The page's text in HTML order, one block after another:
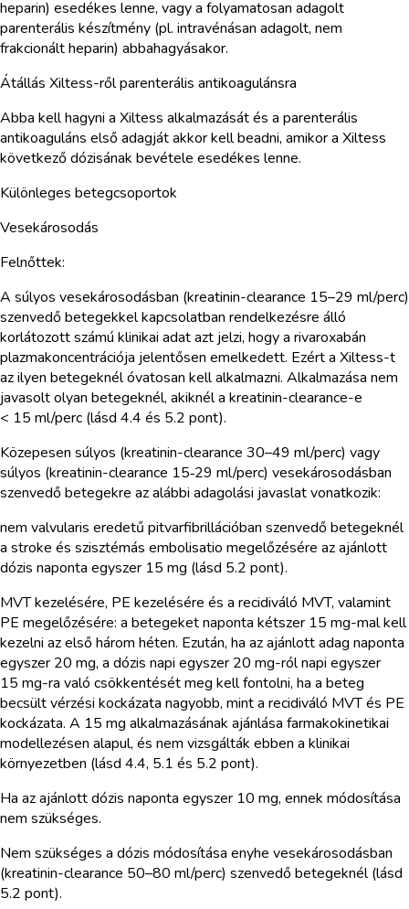
heparin) esedékes lenne, vagy a folyamatosan adagolt
parenterális készítmény (pl. intravénásan adagolt, nem
frakcionált heparin) abbahagyásakor.
Átállás Xiltess-ről parenterális antikoagulánsra
Abba kell hagyni a Xiltess alkalmazását és a parenterális
antikoaguláns első adagját akkor kell beadni, amikor a Xiltess
következő dózisának bevétele esedékes lenne.
Különleges betegcsoportok
Vesekárosodás
Felnőttek:
A súlyos vesekárosodásban (kreatinin-clearance 15–29 ml/perc)
szenvedő betegekkel kapcsolatban rendelkezésre álló
korlátozott számú klinikai adat azt jelzi, hogy a rivaroxabán
plazmakoncentrációja jelentősen emelkedett. Ezért a Xiltess-t
az ilyen betegeknél óvatosan kell alkalmazni. Alkalmazása nem
javasolt olyan betegeknél, akiknél a kreatinin-clearance-e
< 15 ml/perc (lásd 4.4 és 5.2 pont).
Közepesen súlyos (kreatinin-clearance 30–49 ml/perc) vagy
súlyos (kreatinin-clearance 15‑29 ml/perc) vesekárosodásban
szenvedő betegekre az alábbi adagolási javaslat vonatkozik:
nem valvularis eredetű pitvarfibrillációban szenvedő betegeknél
a stroke és szisztémás embolisatio megelőzésére az ajánlott
dózis naponta egyszer 15 mg (lásd 5.2 pont).
MVT kezelésére, PE kezelésére és a recidiváló MVT, valamint
PE megelőzésére: a betegeket naponta kétszer 15 mg-mal kell
kezelni az első három héten. Ezután, ha az ajánlott adag naponta
egyszer 20 mg, a dózis napi egyszer 20 mg-ról napi egyszer
15 mg-ra való csökkentését meg kell fontolni, ha a beteg
becsült vérzési kockázata nagyobb, mint a recidiváló MVT és PE
kockázata. A 15 mg alkalmazásának ajánlása farmakokinetikai
modellezésen alapul, és nem vizsgálták ebben a klinikai
környezetben (lásd 4.4, 5.1 és 5.2 pont).
Ha az ajánlott dózis naponta egyszer 10 mg, ennek módosítása
nem szükséges.
Nem szükséges a dózis módosítása enyhe vesekárosodásban
(kreatinin-clearance 50–80 ml/perc) szenvedő betegeknél (lásd
5.2 pont).